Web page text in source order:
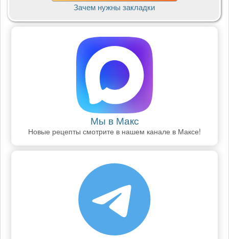
Зачем нужны закладки
Мы в Макс
Новые рецепты смотрите в нашем канале в Максе!